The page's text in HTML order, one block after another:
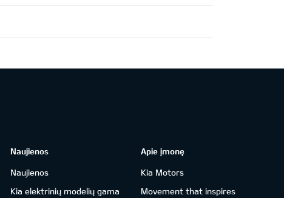
Naujienos
Naujienos
Kia elektrinių modelių gama
Apie įmonę
Kia Motors
Movement that inspires